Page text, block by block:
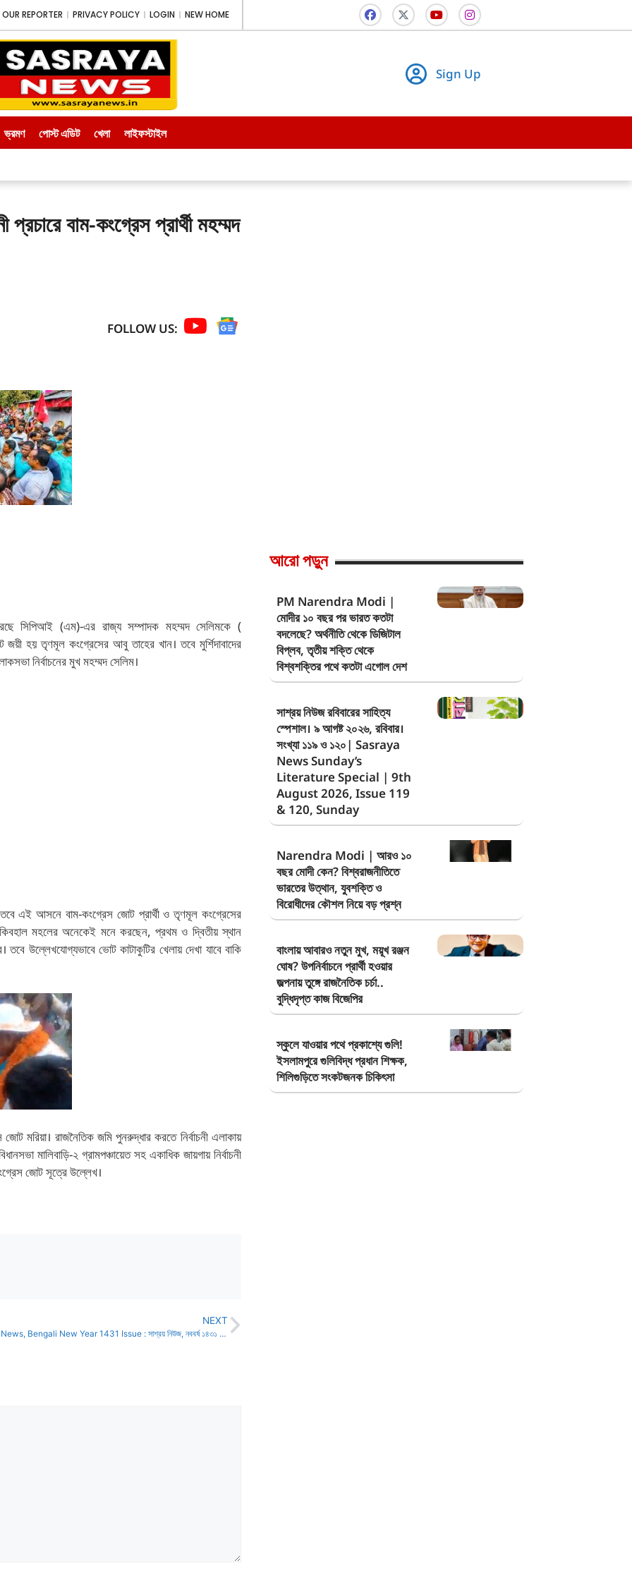
OUR REPORTER PRIVACY POLICY LOGIN NEW HOME
Sign Up
ভ্রমণ পোস্ট এডিট খেলা লাইফস্টাইল
বাম-কংগ্রেস প্রার্থী মহম্মদ
FOLLOW US:
করেছে সিপিআই (এম)-এর রাজ্য সম্পাদক মহম্মদ সেলিমকে (
তৃণমূল কংগ্রেসের আবু তাহের খান। তবে মুর্শিদাবাদের
নির্বাচনের মুখ মহম্মদ সেলিম।
তবে এই আসনে বাম-কংগ্রেস জোট প্রার্থী ও তৃণমূল কংগ্রেসের
মহলের অনেকেই মনে করছেন, প্রথম ও দ্বিতীয় স্থান
উল্লেখযোগ্যভাবে ভোট কাটাকুটির খেলায় দেখা যাবে বাকি
মরিয়া। রাজনৈতিক জমি পুনরুদ্ধার করতে নির্বাচনী এলাকায়
মালিবাড়ি-২ গ্রামপঞ্চায়েত সহ একাধিক জায়গায় নির্বাচনী
জোট সূত্রে উল্লেখ।
NEXT
Sasraya News, Bengali New Year 1431 Issue : সাশ্রয় নিউজ, নববর্ষ ১৪৩১ সংখ্যা
আরো পড়ুন
PM Narendra Modi |
মোদীর ১০ বছর পর ভারত কতটা
বদলেছে? অর্থনীতি থেকে ডিজিটাল
বিপ্লব, তৃতীয় শক্তি থেকে
বিশ্বশক্তির পথে কতটা এগোল দেশ
সাশ্রয় নিউজ রবিবারের সাহিত্য
স্পেশাল। ৯ আগষ্ট ২০২৬, রবিবার।
সংখ্যা ১১৯ ও ১২০| Sasraya
News Sunday’s
Literature Special | 9th
August 2026, Issue 119
& 120, Sunday
Narendra Modi | আরও ১০
বছর মোদী কেন? বিশ্বরাজনীতিতে
ভারতের উত্থান, যুবশক্তি ও
বিরোধীদের কৌশল নিয়ে বড় প্রশ্ন
বাংলায় আবারও নতুন মুখ, ময়ূখ রঞ্জন
ঘোষ? উপনির্বাচনে প্রার্থী হওয়ার
জল্পনায় তুঙ্গে রাজনৈতিক চর্চা..
বুদ্ধিদৃপ্ত কাজ বিজেপির
স্কুলে যাওয়ার পথে প্রকাশ্যে গুলি!
ইসলামপুরে গুলিবিদ্ধ প্রধান শিক্ষক,
শিলিগুড়িতে সংকটজনক চিকিৎসা